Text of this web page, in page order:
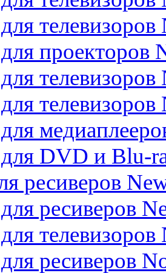
телевизоров
проекторов
телевизоров
телевизоров
DVD и Blu-
ресиверов
ресиверов
телевизоров
ресиверов